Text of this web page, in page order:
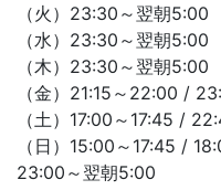
（火）23:30～翌朝5:00
（水）23:30～翌朝5:00
（木）23:30～翌朝5:00
（金）21:15～22:00 /
（土）17:00～17:45 /
（日）15:00～17:45 /
23:00～翌朝5:00